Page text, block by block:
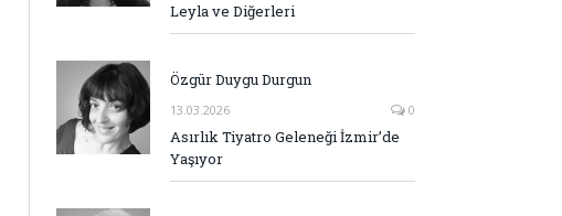
Leyla ve Diğerleri
Özgür Duygu Durgun
13.03.2026 0
Asırlık Tiyatro Geleneği İzmir’de
Yaşıyor